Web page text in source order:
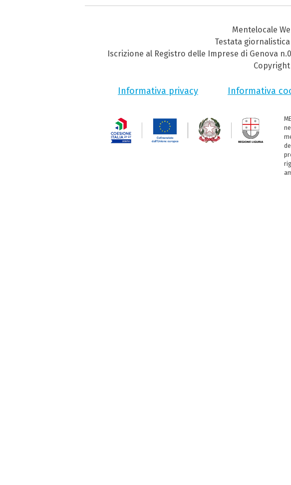
Mentelocale
Testata
Iscrizione al Registro delle Imprese di Genova
Informativa privacy Informativa